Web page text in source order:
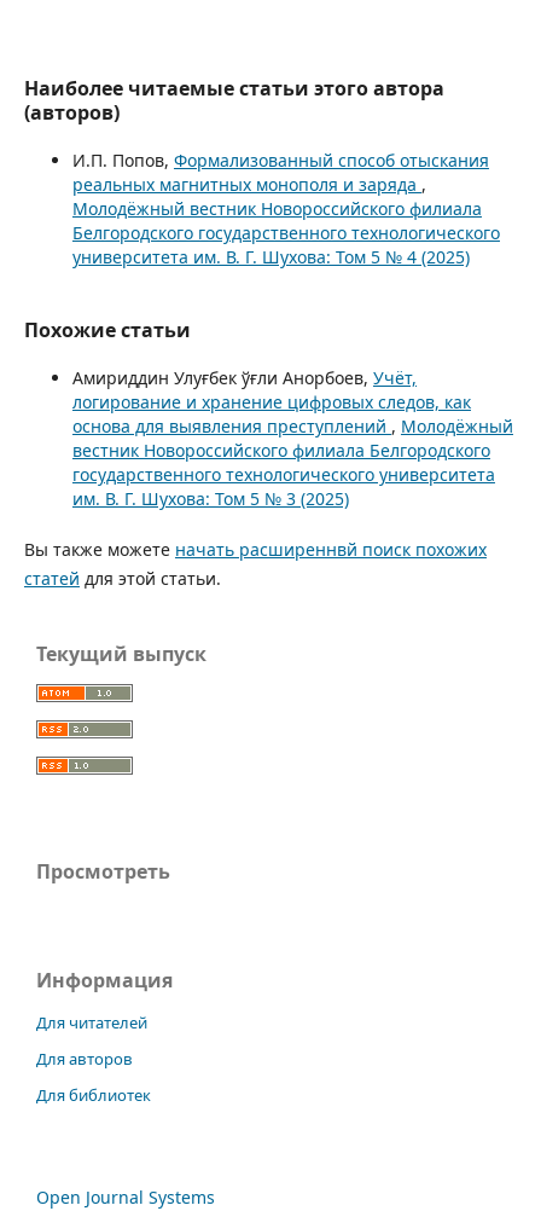
Наиболее читаемые статьи этого автора
(авторов)
И.П. Попов, Формализованный способ отыскания
реальных магнитных монополя и заряда ,
Молодёжный вестник Новороссийского филиала
Белгородского государственного технологического
университета им. В. Г. Шухова: Том 5 № 4 (2025)
Похожие статьи
Амириддин Улуғбек ўғли Анорбоев, Учёт,
логирование и хранение цифровых следов, как
основа для выявления преступлений , Молодёжный
вестник Новороссийского филиала Белгородского
государственного технологического университета
им. В. Г. Шухова: Том 5 № 3 (2025)
Вы также можете начать расширеннвй поиск похожих
статей для этой статьи.
Текущий выпуск
Просмотреть
Информация
Для читателей
Для авторов
Для библиотек
Open Journal Systems